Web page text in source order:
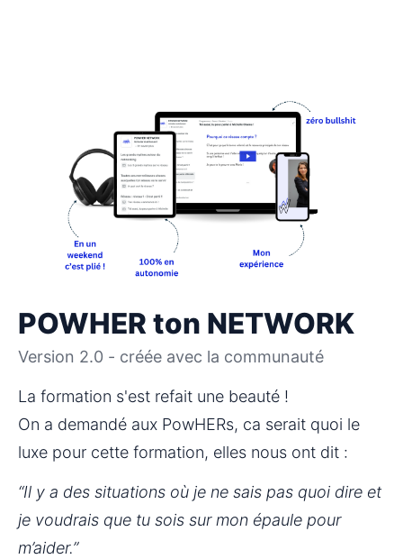
POWHER ton NETWORK
Version 2.0 - créée avec la communauté
La formation s'est refait une beauté !
On a demandé aux PowHERs, ca serait quoi le
luxe pour cette formation, elles nous ont dit :
“Il y a des situations où je ne sais pas quoi dire et
je voudrais que tu sois sur mon épaule pour
m’aider.”